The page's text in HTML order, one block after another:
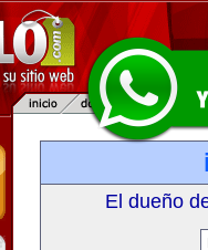
El dueño